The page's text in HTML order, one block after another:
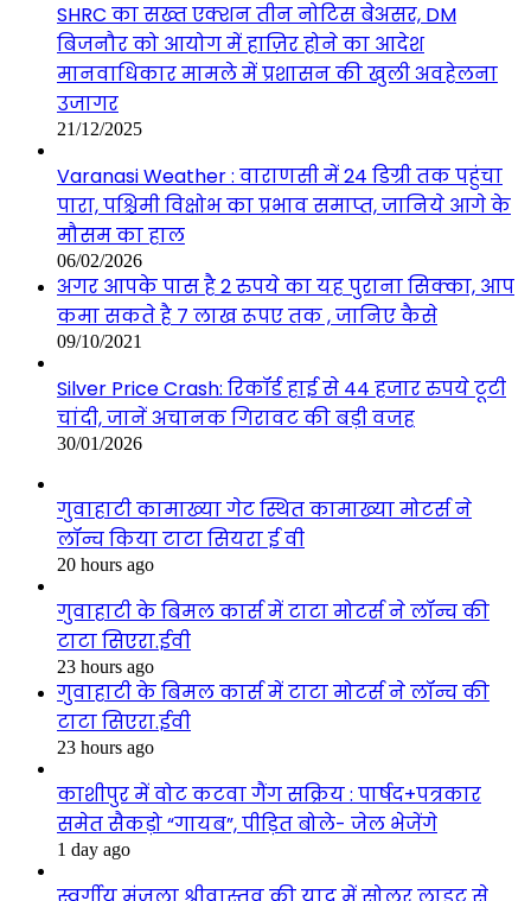
SHRC का सख्त एक्शन तीन नोटिस बेअसर, DM
बिजनौर को आयोग में हाज़िर होने का आदेश
मानवाधिकार मामले में प्रशासन की खुली अवहेलना
उजागर
21/12/2025
Varanasi Weather : वाराणसी में 24 डिग्री तक पहुंचा
पारा, पश्चिमी विक्षोभ का प्रभाव समाप्त, जानिये आगे के
मौसम का हाल
06/02/2026
अगर आपके पास है 2 रुपये का यह पुराना सिक्का, आप
कमा सकते है 7 लाख रूपए तक , जानिए कैसे
09/10/2021
Silver Price Crash: रिकॉर्ड हाई से 44 हजार रुपये टूटी
चांदी, जानें अचानक गिरावट की बड़ी वजह
30/01/2026
गुवाहाटी कामाख्या गेट स्थित कामाख्या मोटर्स ने
लॉन्च किया टाटा सियरा ई वी
20 hours ago
गुवाहाटी के बिमल कार्स में टाटा मोटर्स ने लॉन्च की
टाटा सिएरा.ईवी
23 hours ago
गुवाहाटी के बिमल कार्स में टाटा मोटर्स ने लॉन्च की
टाटा सिएरा.ईवी
23 hours ago
काशीपुर में वोट कटवा गैंग सक्रिय : पार्षद+पत्रकार
समेत सैकड़ो “गायब”, पीड़ित बोले- जेल भेजेंगे
1 day ago